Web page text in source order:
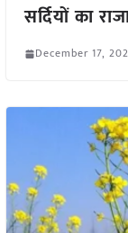
सर्दियों का
December 17,